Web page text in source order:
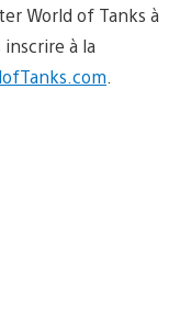
World of Tanks à
à la